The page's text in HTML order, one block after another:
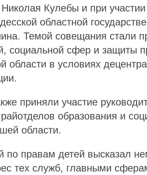
Кулебы и при участии
областной
Темой совещания стали
социальной сфер и защиты
области в условиях
приняли участие
образования и
области.
по правам детей высказал
тех служб, главными